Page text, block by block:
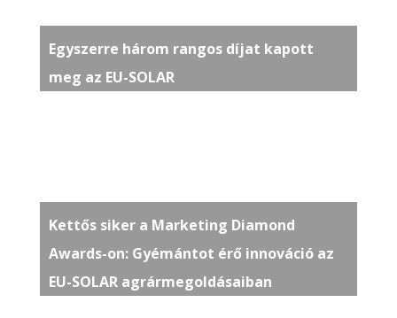
Egyszerre három rangos díjat kapott
meg az EU-SOLAR
Kettős siker a Marketing Diamond
Awards-on: Gyémántot érő innováció az
EU-SOLAR agrármegoldásaiban